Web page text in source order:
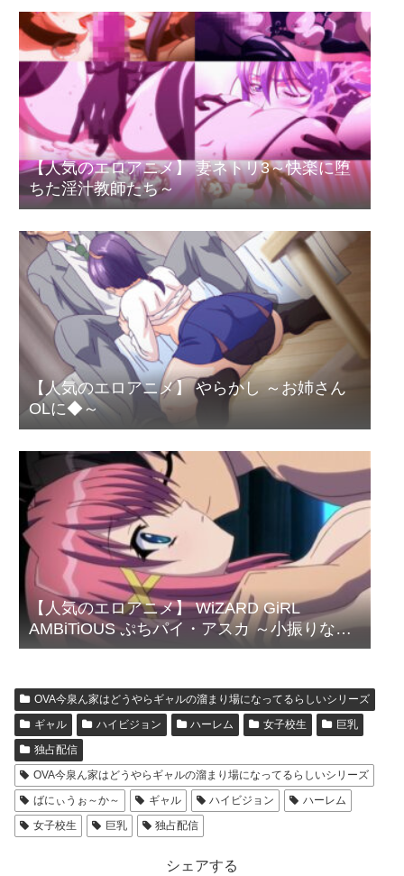
【人気のエロアニメ】 妻ネトリ3～快楽に堕
ちた淫汁教師たち～
【人気のエロアニメ】 やらかし ～お姉さん
OLに◆～
【人気のエロアニメ】 WiZARD GiRL
AMBiTiOUS ぷちパイ・アスカ ～小振りなわ
がままウィザードの反逆～
OVA今泉ん家はどうやらギャルの溜まり場になってるらしいシリーズ
ギャル
ハイビジョン ハーレム 女子校生
巨乳
独占配信
OVA今泉ん家はどうやらギャルの溜まり場になってるらしいシリーズ
ばにぃうぉ～か～
ギャル ハイビジョン
ハーレム
女子校生
巨乳 独占配信
シェアする